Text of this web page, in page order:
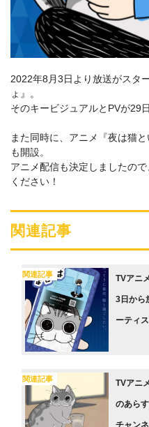
2022年8月3日より放送がスタ
ょ』。
そのキービジュアルとPVが29
また同時に、アニメ『夜は猫
も開設。
アニメ配信も決定しましたの
ください！
関連記事
関連記事 TVアニ
3日から
ーティ
関連記事 TVアニ
のあら